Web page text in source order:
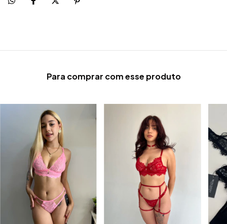
Para comprar com esse produto